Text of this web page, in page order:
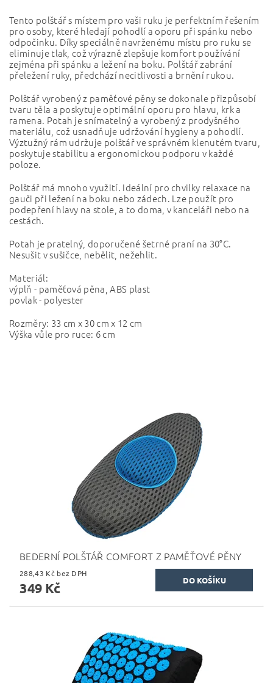
Tento polštář s místem pro vaši ruku je perfektním řešením
pro osoby, které hledají pohodlí a oporu při spánku nebo
odpočinku. Díky speciálně navrženému místu pro ruku se
eliminuje tlak, což výrazně zlepšuje komfort používání
zejména při spánku a ležení na boku. Polštář zabrání
přeležení ruky, předchází necitlivosti a brnění rukou.
Polštář vyrobený z paměťové pěny se dokonale přizpůsobí
tvaru těla a poskytuje optimální oporu pro hlavu, krk a
ramena. Potah je snímatelný a vyrobený z prodyšného
materiálu, což usnadňuje udržování hygieny a pohodlí.
Výztužný rám udržuje polštář ve správném klenutém tvaru,
poskytuje stabilitu a ergonomickou podporu v každé
poloze.
Polštář má mnoho využití. Ideální pro chvilky relaxace na
gauči při ležení na boku nebo zádech. Lze použít pro
podepření hlavy na stole, a to doma, v kanceláři nebo na
cestách.
Potah je pratelný, doporučené šetrné praní na 30°C.
Nesušit v sušičce, nebělit, nežehlit.
Materiál:
výplň - paměťová pěna, ABS plast
povlak - polyester
Rozměry: 33 cm x 30 cm x 12 cm
Výška vůle pro ruce: 6 cm
BEDERNÍ POLŠTÁŘ COMFORT Z PAMĚŤOVÉ PĚNY
288,43 Kč bez DPH
349 Kč